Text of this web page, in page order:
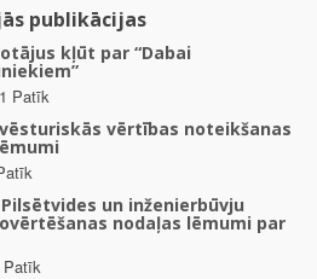
publikācijas
kļūt par “Dabai
1 Patīk
vērtības noteikšanas
Pilsētvides un inženierbūvju
nodaļas lēmumi par
Patīk